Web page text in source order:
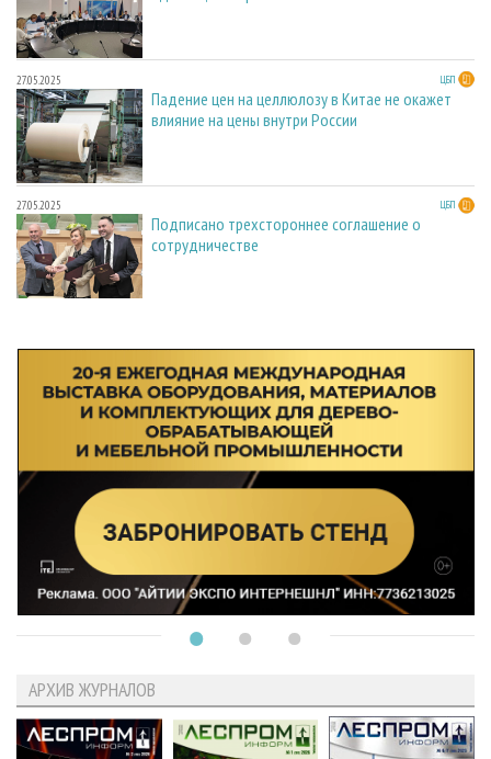
27.05.2025 ЦБП
Падение цен на целлюлозу в Китае не окажет
влияние на цены внутри России
27.05.2025 ЦБП
Подписано трехстороннее соглашение о
сотрудничестве
АРХИВ ЖУРНАЛОВ